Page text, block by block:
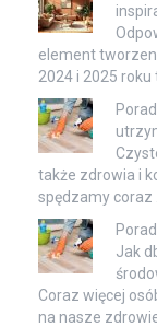
element
2024 i 2025 roku
także zdrowia i
spędzamy coraz …
Jak
Coraz więcej
na nasze